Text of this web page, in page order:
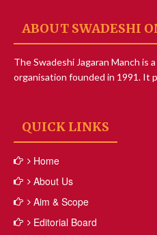
ABOUT SWADESHI
The Swadeshi Jagaran Manch is
organisation founded in 1991. It
QUICK LINKS
Home
About Us
Aim & Scope
Editorial Board